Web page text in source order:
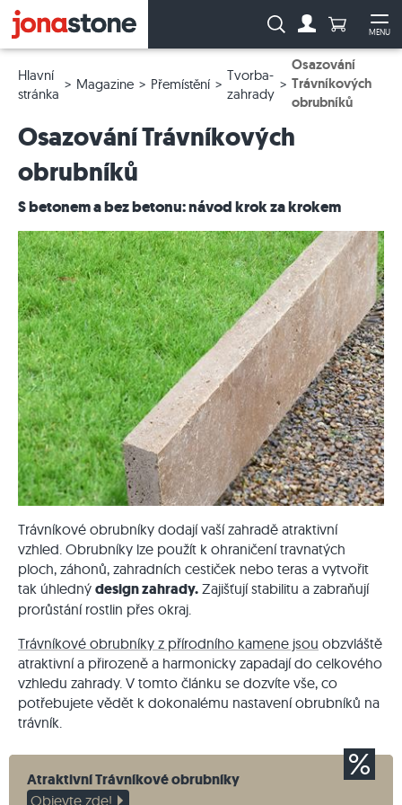
MENU
Vyhledávání:Počet
Hlavní
stránka
Magazine Přemístění
Tvorba-
zahrady
Osazování
Trávníkových
obrubníků
Osazování Trávníkových
obrubníků
S betonem a bez betonu: návod krok za krokem
Trávníkové obrubníky dodají vaší zahradě atraktivní
vzhled. Obrubníky lze použít k ohraničení travnatých
ploch, záhonů, zahradních cestiček nebo teras a vytvořit
tak úhledný design zahrady. Zajišťují stabilitu a zabraňují
prorůstání rostlin přes okraj.
Trávníkové obrubníky z přírodního kamene jsou obzvláště
atraktivní a přirozeně a harmonicky zapadají do celkového
vzhledu zahrady. V tomto článku se dozvíte vše, co
potřebujete vědět k dokonalému nastavení obrubníků na
trávník.
Atraktivní Trávníkové obrubníky
Objevte zde!